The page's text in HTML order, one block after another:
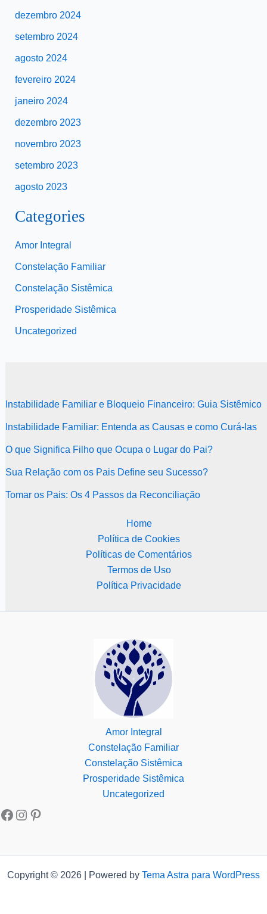
dezembro 2024
setembro 2024
agosto 2024
fevereiro 2024
janeiro 2024
dezembro 2023
novembro 2023
setembro 2023
agosto 2023
Categories
Amor Integral
Constelação Familiar
Constelação Sistêmica
Prosperidade Sistêmica
Uncategorized
Instabilidade Familiar e Bloqueio Financeiro: Guia Sistêmico
Instabilidade Familiar: Entenda as Causas e como Curá-las
O que Significa Filho que Ocupa o Lugar do Pai?
Sua Relação com os Pais Define seu Sucesso?
Tomar os Pais: Os 4 Passos da Reconciliação
Home
Política de Cookies
Políticas de Comentários
Termos de Uso
Política Privacidade
Amor Integral
Constelação Familiar
Constelação Sistêmica
Prosperidade Sistêmica
Uncategorized
Copyright © 2026 | Powered by Tema Astra para WordPress